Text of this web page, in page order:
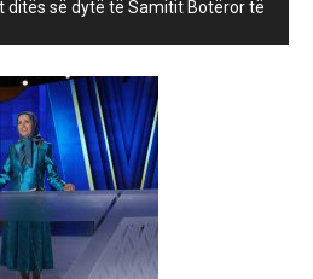
ditës së dytë të Samitit Botëror të